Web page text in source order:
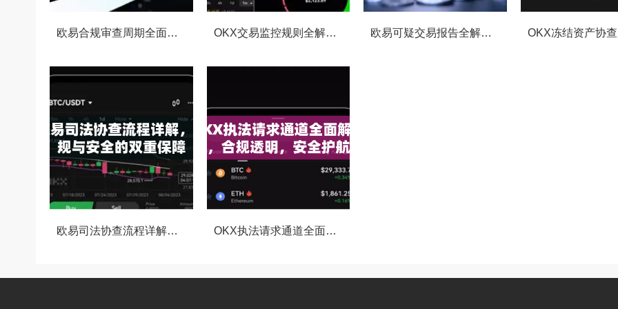
欧易合规审查周期全面解析，OKX资讯深度解读与用户答疑 OKX交易监控规则全解析，如何保障数字资产安全与合规交易 欧易可疑交易报告全解析，从识别到应对的终极指南
欧易司法协查流程详解，合规与安全的双重保障 OKX执法请求通道全面解读，合规透明，安全护航